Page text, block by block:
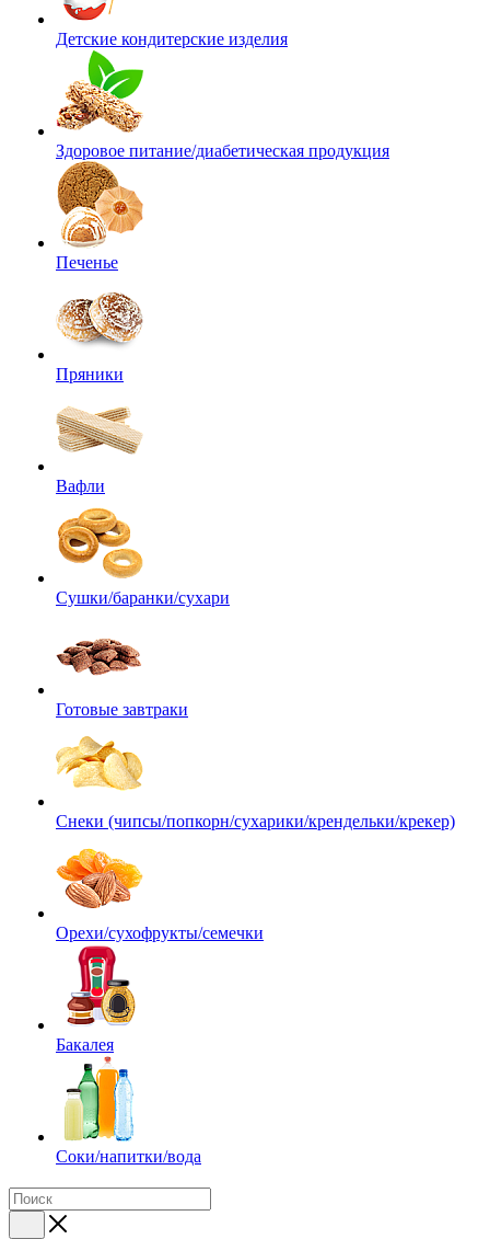
Детские кондитерские изделия
Здоровое питание/диабетическая продукция
Печенье
Пряники
Вафли
Сушки/баранки/сухари
Готовые завтраки
Снеки (чипсы/попкорн/сухарики/крендельки/крекер)
Орехи/сухофрукты/семечки
Бакалея
Соки/напитки/вода